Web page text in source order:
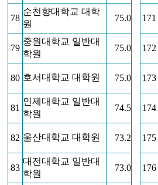
78
순천향대학교 대학
원
75.0 171
79
중원대학교 일반대
학원
75.0 172
80 호서대학교 대학원 75.0 173
81
인제대학교 일반대
학원
74.5 174
82 울산대학교 대학원 73.2 175
83
대전대학교 일반대
학원
73.0 176